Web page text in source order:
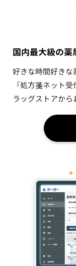
国内最大級の薬
好きな時間好き
『処方箋ネット
ラッグストアから